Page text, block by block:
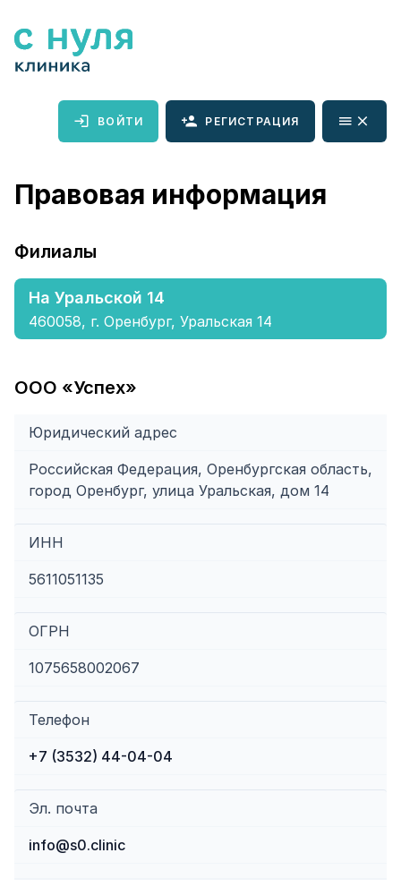
ВОЙТИ РЕГИСТРАЦИЯ
Правовая информация
Филиалы
На Уральской 14
460058, г. Оренбург, Уральская 14
ООО «Успех»
Юридический адрес
Российская Федерация, Оренбургская область,
город Оренбург, улица Уральская, дом 14
ИНН
5611051135
ОГРН
1075658002067
Телефон
+7 (3532) 44-04-04
Эл. почта
info@s0.clinic